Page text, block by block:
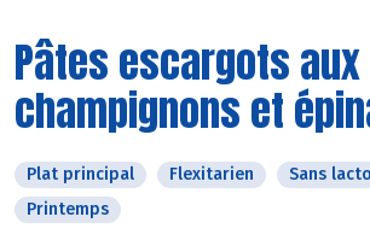
Pâtes escargots
champignons et
Plat principal Flexitarien Sans
Printemps